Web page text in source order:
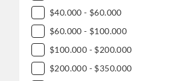
$40.000 - $60.000
$60.000 - $100.000
$100.000 - $200.000
$200.000 - $350.000